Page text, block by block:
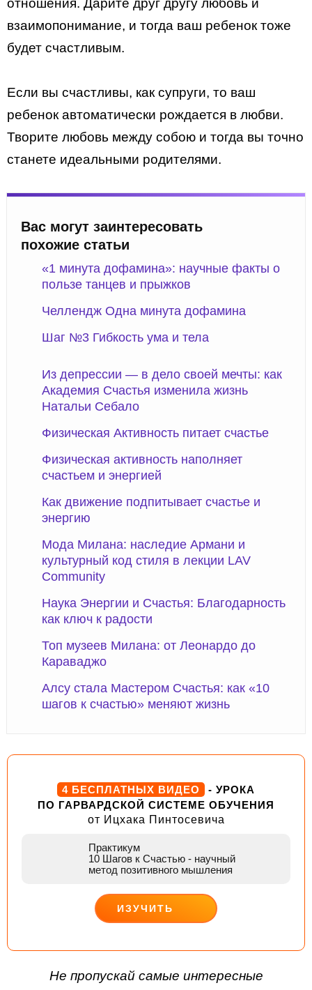
отношения. Дарите друг другу любовь и
взаимопонимание, и тогда ваш ребенок тоже
будет счастливым.
Если вы счастливы, как супруги, то ваш
ребенок автоматически рождается в любви.
Творите любовь между собою и тогда вы точно
станете идеальными родителями.
Вас могут заинтересовать
похожие статьи
«1 минута дофамина»: научные факты о
пользе танцев и прыжков
Челлендж Одна минута дофамина
Шаг №3 Гибкость ума и тела
Из депрессии — в дело своей мечты: как
Академия Счастья изменила жизнь
Натальи Себало
Физическая Активность питает счастье
Физическая активность наполняет
счастьем и энергией
Как движение подпитывает счастье и
энергию
Мода Милана: наследие Армани и
культурный код стиля в лекции LAV
Community
Наука Энергии и Счастья: Благодарность
как ключ к радости
Топ музеев Милана: от Леонардо до
Караваджо
Алсу стала Мастером Счастья: как «10
шагов к счастью» меняют жизнь
4 БЕСПЛАТНЫХ ВИДЕО
- УРОКА
ПО ГАРВАРДСКОЙ СИСТЕМЕ ОБУЧЕНИЯ
от Ицхака Пинтосевича
Практикум
10 Шагов к Счастью - научный
метод позитивного мышления
ИЗУЧИТЬ
Не пропускай самые интересные